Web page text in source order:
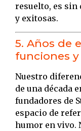
resuelto, es sin
y exitosas.
5. Años de
funciones
Nuestro
de una década
fundadores de
espacio de
humor en vivo.